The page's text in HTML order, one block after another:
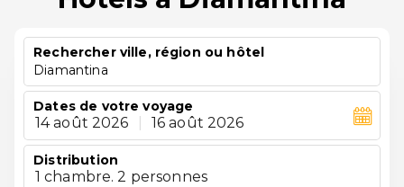
Rechercher ville, région ou hôtel
Diamantina
Dates de votre voyage
14 août 2026 16 août 2026
Distribution
1 chambre. 2 personnes